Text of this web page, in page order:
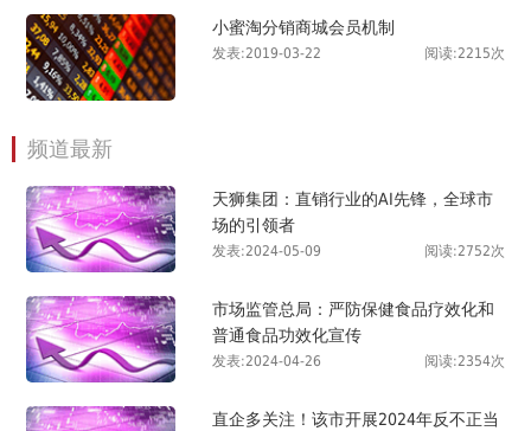
小蜜淘分销商城会员机制
发表:2019-03-22 阅读:2215次
频道最新
天狮集团：直销行业的AI先锋，全球市
场的引领者
发表:2024-05-09 阅读:2752次
市场监管总局：严防保健食品疗效化和
普通食品功效化宣传
发表:2024-04-26 阅读:2354次
直企多关注！该市开展2024年反不正当